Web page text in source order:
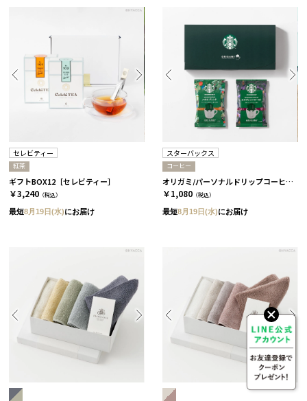
セレビティー
紅茶
ギフトBOX12［セレビティー］
￥3,240 （税込）
最短8月19日(水)にお届け
スターバックス
コーヒー
オリガミ/パーソナルドリップコーヒー［スターバックス］
￥1,080 （税込）
最短8月19日(水)にお届け